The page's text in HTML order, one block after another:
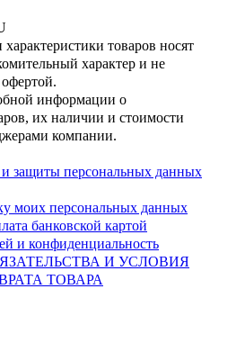
товаров носят
характер и не
информации о
их наличии и стоимости
компании.
защиты персональных данных
моих персональных данных
банковской картой
и конфиденциальность
И УСЛОВИЯ
ТОВАРА